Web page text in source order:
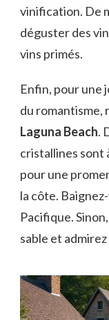
vinification. De
déguster des
vins primés.
Enfin, pour une
du romantisme,
Laguna Beach.
cristallines sont
pour une
la côte.
Pacifique.
sable et